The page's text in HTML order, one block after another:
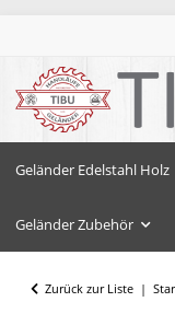
Geländer Edelstahl Holz
Geländer Zubehör
Zurück zur Liste